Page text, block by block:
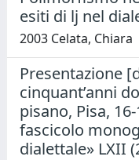
esiti di lj nel
2003 Celata, Chiara
Presentazione
cinquant’anni
pisano, Pisa,
fascicolo
dialettale» LXII